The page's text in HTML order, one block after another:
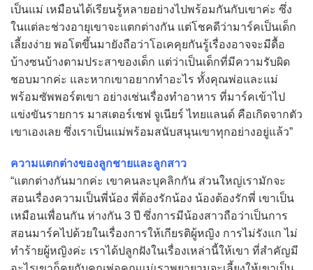
เป็นแม่ เหมือนได้เรียนรู้หลายอย่างไปพร้อมกันกับเขาค่ะ ซึ่ง
ในแต่ละช่วงอายุเขาจะแตกต่างกัน แต่โชคดีว่ามาร์คเป็นเด็ก
เลี้ยงง่าย พอโตขึ้นมายังถือว่าโอเคคุยกันรู้เรื่องอาจจะมีดื้อ
บ้างซนบ้างตามประสาของเด็ก แต่ว่าเป็นเด็กที่มีความรับผิด
ชอบมากค่ะ และหากเขาอยากทำอะไร ทั้งคุณพ่อและแม่
พร้อมซัพพอร์ตเขา อย่างเช่นเรื่องทำอาหาร ที่มาร์คเข้าไป
แข่งขันรายการ มาสเตอร์เชฟ จูเนียร์ ไทยแลนด์ คือเกิดจากตัว
เขาเองเลย ซึ่งเราเป็นแม่พร้อมสนับสนุนเขาทุกอย่างอยู่แล้ว”
ความแตกต่างของลูกชายและลูกสาว
“แตกต่างกันมากค่ะ เขาคนละบุคลิกกัน ส่วนใหญ่เรามักจะ
สอนเรื่องความเป็นพี่น้อง พี่ต้องรักน้อง น้องต้องรักพี่ เขาเป็น
เหมือนเพื่อนกัน ห่างกัน 3 ปี ซึ่งการมีน้องสาวถือว่าเป็นการ
สอนมาร์คไปด้วยในเรื่องการให้เกียรติผู้หญิง การไม่รังแก ไม่
ทำร้ายผู้หญิงค่ะ เราได้ปลูกฝังในเรื่องเหล่านี้ให้เขา ที่สำคัญมี